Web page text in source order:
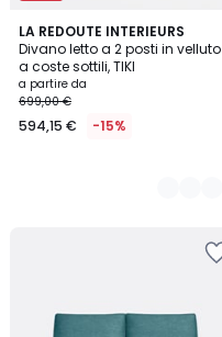
LA REDOUTE INTERIEURS
Divano letto a 2 posti in velluto
a coste sottili, TIKI
a partire da
699,00 €
594,15 € -15%
2
Colori